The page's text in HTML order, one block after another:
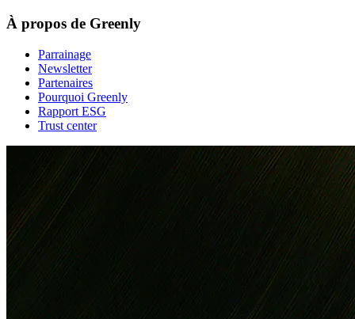
À propos de Greenly
Parrainage
Newsletter
Partenaires
Pourquoi Greenly
Rapport ESG
Trust center